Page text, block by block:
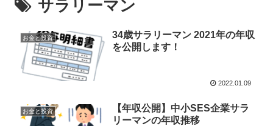
サラリーマン
お金と投資
34歳サラリーマン 2021年の年収
を公開します！
2022.01.09
お金と投資
【年収公開】中小SES企業サラ
リーマンの年収推移